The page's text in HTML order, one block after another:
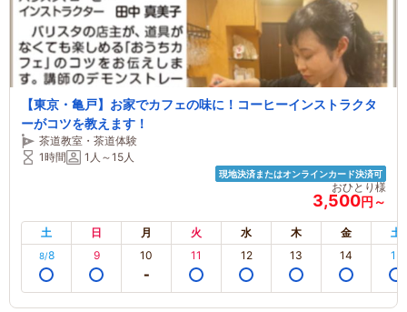
【東京・亀戸】お家でカフェの味に！コーヒーインストラクタ
ーがコツを教えます！
茶道教室・茶道体験
1時間
1人～15人
現地決済またはオンラインカード決済可
おひとり様
3,500円～
土 日 月 火 水 木 金 土
8/8 9 10 11 12 13 14 15